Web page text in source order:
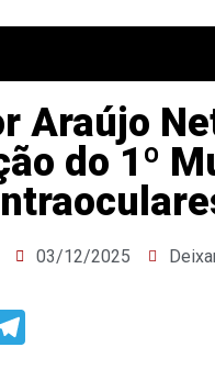
Araújo
do 1º
03/12/2025